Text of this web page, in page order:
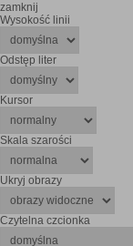
zamknij
Wysokość linii
Odstęp liter
Kursor
Skala szarości
Ukryj obrazy
Czytelna czcionka